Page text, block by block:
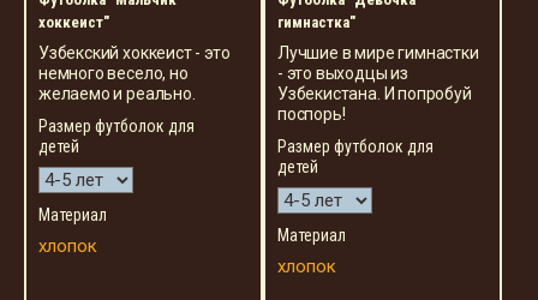
хоккеист"
Узбекский хоккеист - это
немного весело, но
желаемо и реально.
Размер футболок для
детей
Материал
хлопок
гимнастка"
Лучшие в мире гимнастки
- это выходцы из
Узбекистана. И попробуй
поспорь!
Размер футболок для
детей
Материал
хлопок